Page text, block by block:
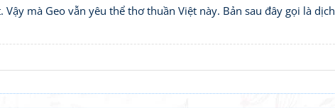
mà Geo vẫn yêu thể thơ thuần Việt này. Bản sau đây gọi là dịch